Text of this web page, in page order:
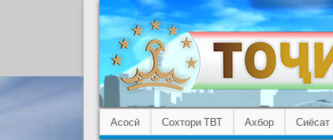
Асосӣ Сохтори ТВТ Ахбор Сиёсат